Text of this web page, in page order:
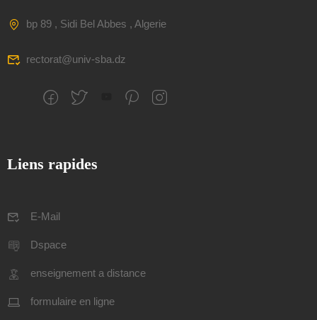
bp 89 , Sidi Bel Abbes , Algerie
rectorat@univ-sba.dz
Liens rapides
E-Mail
Dspace
enseignement a distance
formulaire en ligne